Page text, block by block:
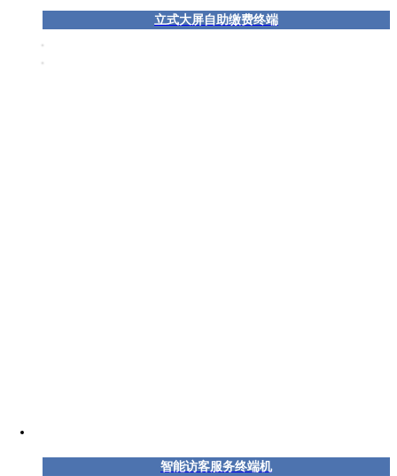
立式大屏自助缴费终端
智能访客服务终端机